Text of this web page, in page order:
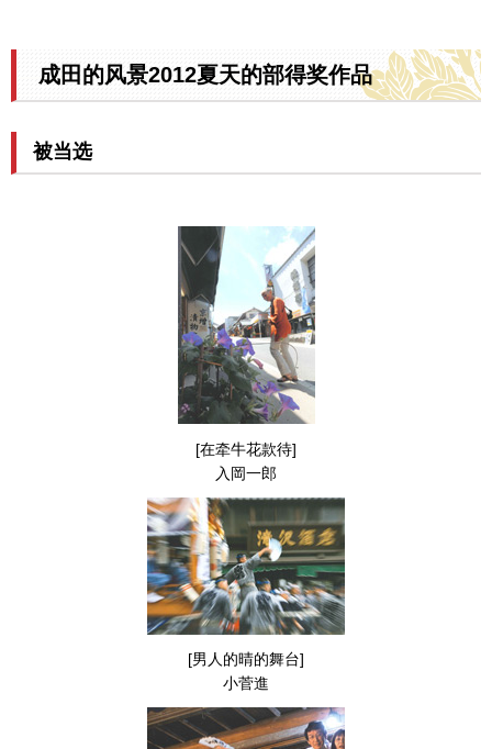
成田的风景2012夏天的部得奖作品
被当选
[在牵牛花款待]
入岡一郎
[男人的晴的舞台]
小菅進